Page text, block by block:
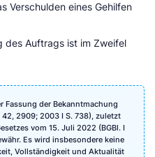
Verschulden eines Gehilfen
des Auftrags ist im Zweifel
Fassung der Bekanntmachung
42, 2909; 2003 I S. 738), zuletzt
vom 15. Juli 2022 (BGBl. I
Es wird insbesondere keine
Vollständigkeit und Aktualität